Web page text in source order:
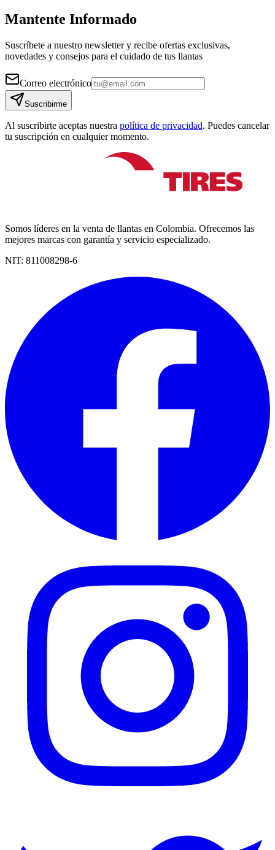
Mantente Informado
Suscríbete a nuestro newsletter y recibe ofertas exclusivas,
novedades y consejos para el cuidado de tus llantas
Correo electrónico
Suscribirme
Al suscribirte aceptas nuestra política de privacidad. Puedes cancelar
tu suscripción en cualquier momento.
Somos líderes en la venta de llantas en Colombia. Ofrecemos las
mejores marcas con garantía y servicio especializado.
NIT: 811008298-6